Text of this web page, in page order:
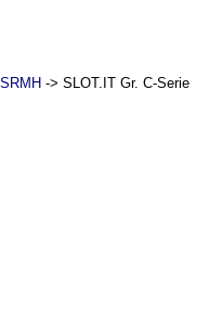
SRMH -> SLOT.IT Gr. C-Serie